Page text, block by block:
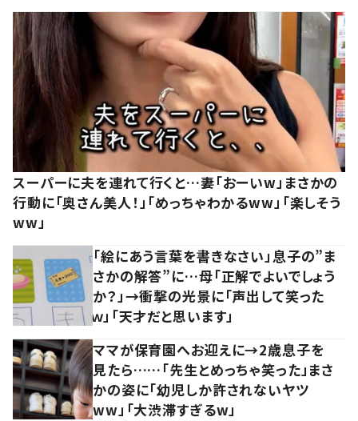
スーパーに夫を連れて行くと…妻「おーいw」まさかの
行動に「奥さん美人！」「めっちゃわかるww」「楽しそう
ww」
「絵にあう言葉を書きなさい」息子の”ま
さかの解答”に…母「正解でよいでしょう
か？」→衝撃の光景に「声出して笑った
ｗ」「天才だと思います」
ママが保育園へお迎えに→2歳息子を
見たら……「先生とめっちゃ笑った」まさ
かの姿に「幼児しか許されないヤツ
ww」「大渋滞すぎるw」